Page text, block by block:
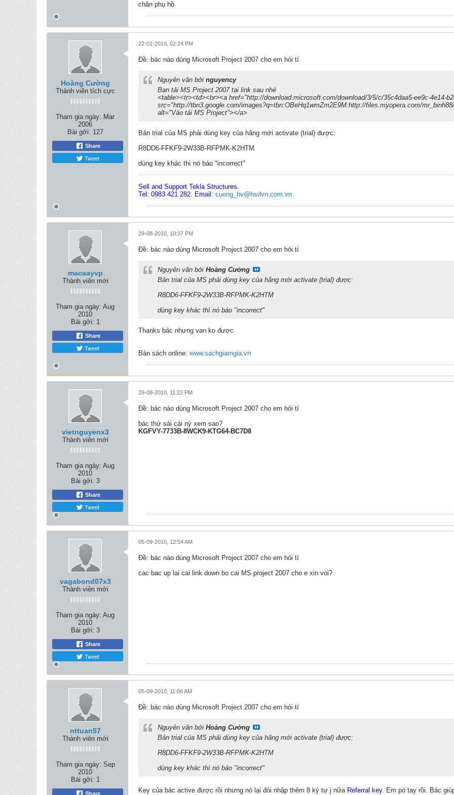
chân phụ hồ
Hoàng Cường
Thành viên tích cực
Tham gia ngày: Mar
2006
Bài gởi: 127
Share
Tweet
22-01-2010, 02:24 PM
Ðề: bác nào dùng Microsoft Project 2007 cho em hỏi tí
Nguyên văn bởi nguyency
Bạn tải MS Project 2007 tại link sau nhé
<table><tr><td><br><a href="http://download.microsoft.com/download/3/5/c/35c4daa5-ee9c-4e14-
src="http://tbn3.google.com/images?q=tbn:OBeHq1wmZm2E9M:http://files.myopera.com/
alt="Vào tải MS Project"></a>
Bản trial của MS phải dùng key của hãng mới activate (trial) được:
R8DD6-FFKF9-2W33B-RFPMK-K2HTM
dùng key khác thì nó báo "incorrect"
Sell and Support Tekla Structures.
Tel: 0983 421 282. Email: cuong_hv@hsdvn.com.vn
macaayvp
Thành viên mới
Tham gia ngày: Aug
2010
Bài gởi: 1
Share
Tweet
29-08-2010, 10:37 PM
Ðề: bác nào dùng Microsoft Project 2007 cho em hỏi tí
Nguyên văn bởi Hoàng Cường
Bản trial của MS phải dùng key của hãng mới activate (trial) được:
R8DD6-FFKF9-2W33B-RFPMK-K2HTM
dùng key khác thì nó báo "incorrect"
Thanks bác nhưng van ko được
Bán sách online: www.sachgiamgia.vn
vietnguyenx3
Thành viên mới
Tham gia ngày: Aug
2010
Bài gởi: 3
Share
Tweet
29-08-2010, 11:22 PM
Ðề: bác nào dùng Microsoft Project 2007 cho em hỏi tí
bác thử sài cái nỳ xem sao?
KGFVY-7733B-8WCK9-KTG64-BC7D8
vagabond07x3
Thành viên mới
Tham gia ngày: Aug
2010
Bài gởi: 3
Share
Tweet
05-09-2010, 12:54 AM
Ðề: bác nào dùng Microsoft Project 2007 cho em hỏi tí
cac bac up lai cai link down bo cai MS project 2007 cho e xin voi?
nttuan57
Thành viên mới
Tham gia ngày: Sep
2010
Bài gởi: 1
Share
05-09-2010, 11:06 AM
Ðề: bác nào dùng Microsoft Project 2007 cho em hỏi tí
Nguyên văn bởi Hoàng Cường
Bản trial của MS phải dùng key của hãng mới activate (trial) được:
R8DD6-FFKF9-2W33B-RFPMK-K2HTM
dùng key khác thì nó báo "incorrect"
Key của bác active được rồi nhưng nó lại đòi nhập thêm 8 ký tự j nữa Referral key. Em pó tay rồi. Bác